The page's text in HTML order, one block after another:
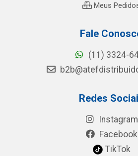
Meus
Fale
(11) 3324-
Redes
Instagram
Facebook
TikTok